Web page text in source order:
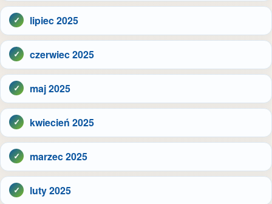
lipiec 2025
czerwiec 2025
maj 2025
kwiecień 2025
marzec 2025
luty 2025